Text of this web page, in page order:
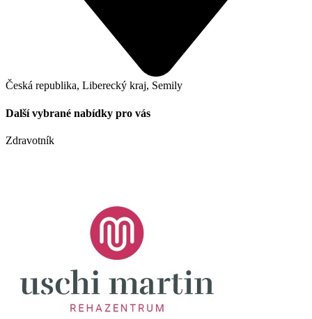
Česká republika, Liberecký kraj, Semily
Další vybrané nabídky pro vás
Zdravotník